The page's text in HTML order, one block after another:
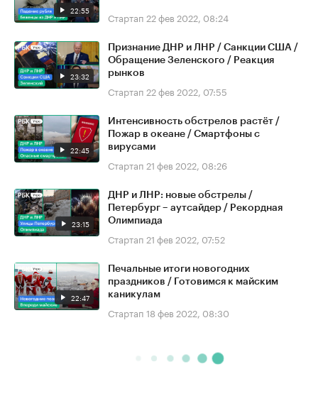
22:55 Стартап 22 фев 2022, 08:24
23:32
Признание ДНР и ЛНР / Санкции США /
Обращение Зеленского / Реакция
рынков
Стартап 22 фев 2022, 07:55
22:45
Интенсивность обстрелов растёт /
Пожар в океане / Смартфоны с
вирусами
Стартап 21 фев 2022, 08:26
23:15
ДНР и ЛНР: новые обстрелы /
Петербург – аутсайдер / Рекордная
Олимпиада
Стартап 21 фев 2022, 07:52
22:47
Печальные итоги новогодних
праздников / Готовимся к майским
каникулам
Стартап 18 фев 2022, 08:30